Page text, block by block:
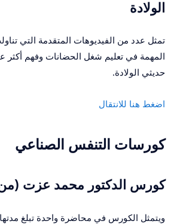
الولادة
تمثل عدد من الفيديوهات المتقدمة التي
المهمة في تعليم شغل الحضانات وفهم
حديثي الولادة.
اضغط هنا للانتقال
كورسات التنفس الصناعي
كورس الدكتور محمد عزت